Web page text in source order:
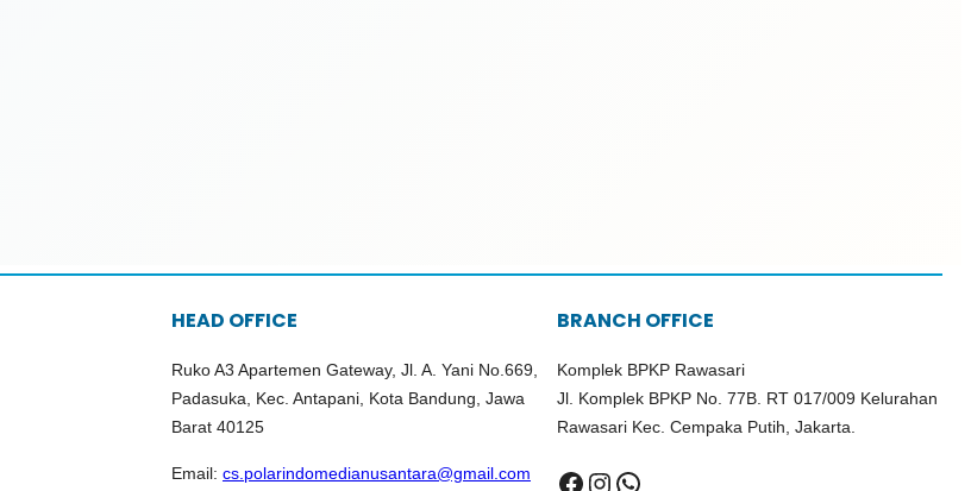
HEAD OFFICE
Ruko A3 Apartemen Gateway, Jl. A. Yani No.669,
Padasuka, Kec. Antapani, Kota Bandung, Jawa
Barat 40125
Email: cs.polarindomedianusantara@gmail.com
BRANCH OFFICE
Komplek BPKP Rawasari
Jl. Komplek BPKP No. 77B. RT 017/009 Kelurahan
Rawasari Kec. Cempaka Putih, Jakarta.
Facebook Instagram WhatsApp